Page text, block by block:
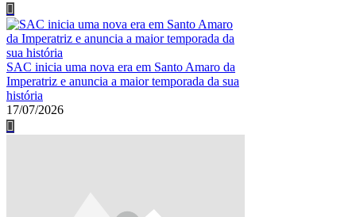
SAC inicia uma nova era em Santo Amaro da
Imperatriz e anuncia a maior temporada da sua
história
17/07/2026